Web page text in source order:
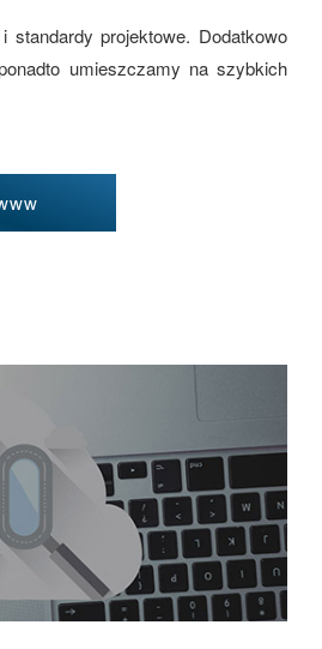
projektowe. Dodatkowo
umieszczamy na szybkich